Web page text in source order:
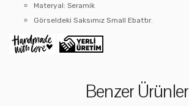
Materyal: Seramik
Görseldeki Saksımız Small Ebattır.
Benzer Ürünler